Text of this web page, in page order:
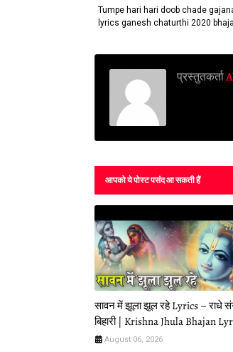
Tumpe hari hari doob chade
lyrics ganesh chaturthi 2020
प्रस्तुतकर्ता
आपको ये पोस्ट पसंद आ सकती हैं
सावन में झूला झूल रहे Lyrics – राधे
बिहारी | Krishna Jhula Bhajan
August 06, 2026